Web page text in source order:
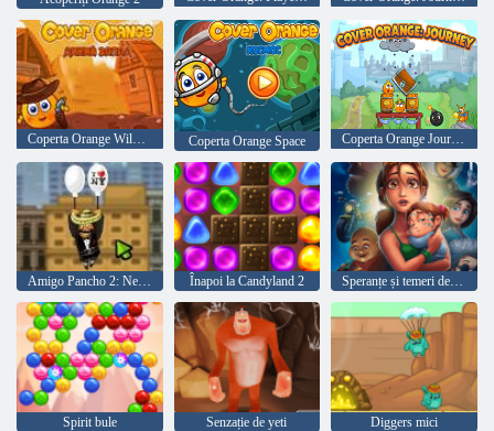
Coperta Orange Wild West Coperta Orange Space Coperta Orange Journey
Amigo Pancho 2: New York Party Înapoi la Candyland 2 Speranțe și temeri delicioase Emily
Spirit bule Senzație de yeti Diggers mici